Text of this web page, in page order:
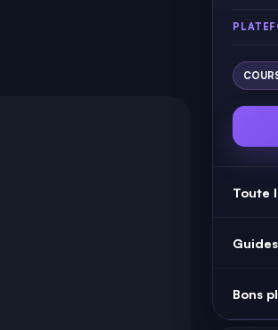
Toute
Bons